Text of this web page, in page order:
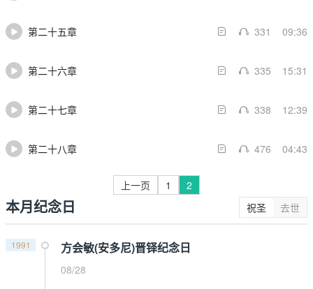
第二十五章 331 09:36
第二十六章 335 15:31
第二十七章 338 12:39
第二十八章 476 04:43
上一页 1 2
本月纪念日 祝圣 去世
1991 方会敏(安多尼)晋铎纪念日
08/28